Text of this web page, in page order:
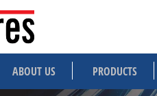
ABOUT US PRODUCTS